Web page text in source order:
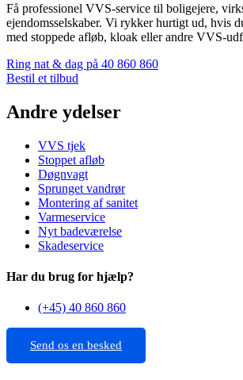
Få professionel VVS-service til boligejere,
ejendomsselskaber. Vi rykker hurtigt ud, hvis
med stoppede afløb, kloak eller andre VVS-
Ring nat & dag på 40 860 860
Bestil et tilbud
Andre ydelser
VVS tjek
Stoppet afløb
Døgnvagt
Sprunget vandrør
Montering af sanitet
Varmeservice
Nyt badeværelse
Skadeservice
Har du brug for hjælp?
(+45) 40 860 860
Send os en besked